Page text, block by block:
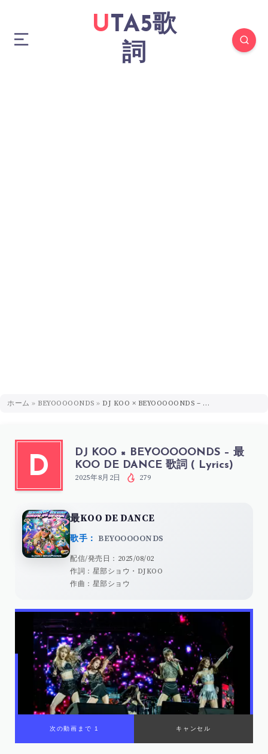
UTA5歌
詞
ホーム » BEYOOOOONDS » DJ KOO × BEYOOOOONDS – 最KOO DE DANCE 歌詞 ( Lyrics)
D
DJ KOO × BEYOOOOONDS – 最
KOO DE DANCE 歌詞 ( Lyrics)
2025年8月2日 279
最KOO DE DANCE
歌手： BEYOOOOONDS
配信/発売日：2025/08/02
作詞：星部ショウ・DJKOO
作曲：星部ショウ